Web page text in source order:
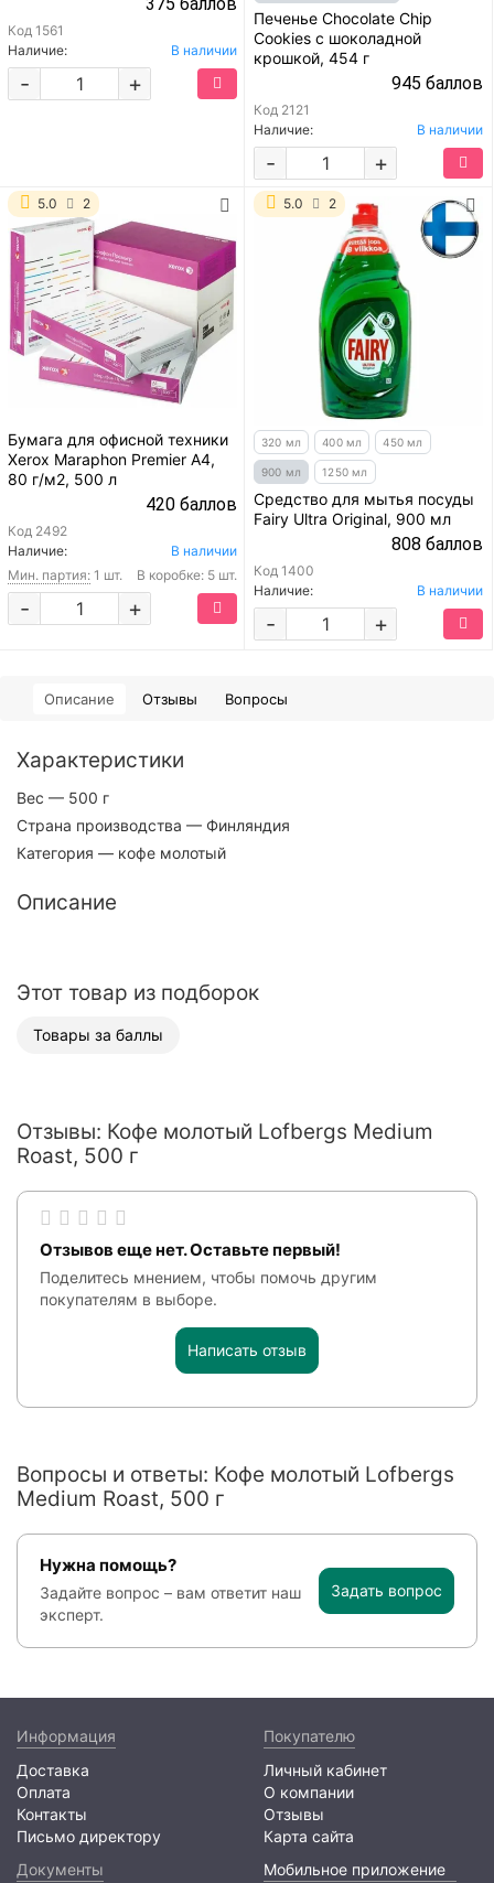
Код 1561
Наличие:
В наличии
+
-
Печенье Chocolate Chip
Cookies с шоколадной
крошкой, 454 г
945 баллов
Код 2121
Наличие:
В наличии
+
-
5.0 2
Бумага для офисной техники
Xerox Maraphon Premier A4,
80 г/м2, 500 л
420 баллов
Код 2492
Наличие:
В наличии
Мин. партия: 1 шт. В коробке: 5 шт.
+
-
5.0 2
320 мл 400 мл 450 мл
900 мл 1250 мл
Средство для мытья посуды
Fairy Ultra Original, 900 мл
808 баллов
Код 1400
Наличие:
В наличии
+
-
Описание Отзывы Вопросы
Характеристики
Вес — 500 г
Страна производства — Финляндия
Категория — кофе молотый
Описание
Этот товар из подборок
Товары за баллы
Отзывы: Кофе молотый Lofbergs Medium
Roast, 500 г
Отзывов еще нет. Оставьте первый!
Поделитесь мнением, чтобы помочь другим
покупателям в выборе.
Написать отзыв
Вопросы и ответы: Кофе молотый Lofbergs
Medium Roast, 500 г
Нужна помощь?
Задайте вопрос – вам ответит наш
эксперт.
Задать вопрос
Информация
Доставка
Оплата
Контакты
Письмо директору
Покупателю
Личный кабинет
О компании
Отзывы
Карта сайта
Документы
Мобильное приложение